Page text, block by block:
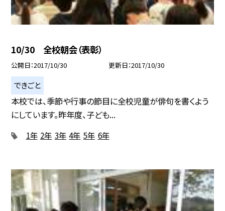
10/30 全校朝会（表彰）
公開日 2017/10/30 更新日 2017/10/30
できごと
本校では、季節や行事の節目に全校児童が俳句を書くよう
にしています。昨年度、子ども...
1年 2年 3年 4年 5年 6年